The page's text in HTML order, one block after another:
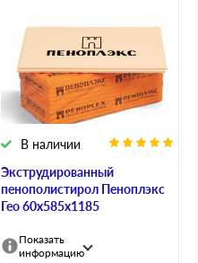
Экструдированный
пенополистирол Пеноплэкс
Гео 60х585х1185
В наличии
Показать
информацию